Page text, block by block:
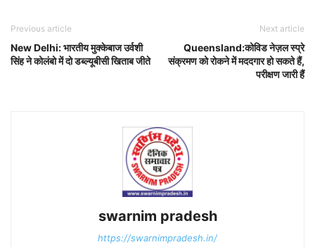
Previous article
New Delhi: भारतीय मुक्केबाज उर्वशी
सिंह ने कोलंबो में दो डब्ल्यूबीसी खिताब जीते
Next article
Queensland:कोविड नेज़ल स्प्रे
संक्रमण को रोकने में मददगार हो सकते हैं,
परीक्षण जारी हैं
swarnim pradesh
https://swarnimpradesh.in/